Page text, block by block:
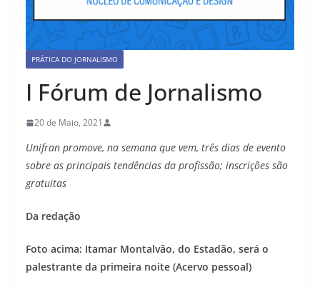
PRÁTICA DO JORNALISMO
I Fórum de Jornalismo
20 de Maio, 2021
Unifran promove, na semana que vem, três dias de evento
sobre as principais tendências da profissão; inscrições são
gratuitas
Da redação
Foto acima: Itamar Montalvão, do Estadão, será o
palestrante da primeira noite (Acervo pessoal)